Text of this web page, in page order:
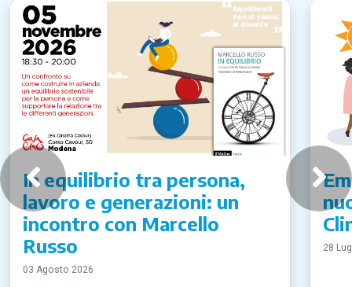
In equilibrio tra persona,
lavoro e generazioni: un
incontro con Marcello
Russo
03 Agosto 2026
28